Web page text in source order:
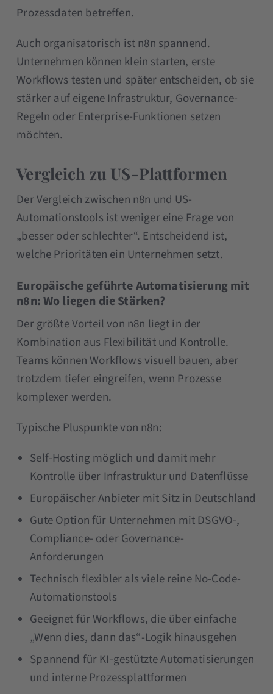
Prozessdaten betreffen.
Auch organisatorisch ist n8n spannend.
Unternehmen können klein starten, erste
Workflows testen und später entscheiden, ob sie
stärker auf eigene Infrastruktur, Governance-
Regeln oder Enterprise-Funktionen setzen
möchten.
Vergleich zu US-Plattformen
Der Vergleich zwischen n8n und US-
Automationstools ist weniger eine Frage von
„besser oder schlechter“. Entscheidend ist,
welche Prioritäten ein Unternehmen setzt.
Europäische geführte Automatisierung mit
n8n: Wo liegen die Stärken?
Der größte Vorteil von n8n liegt in der
Kombination aus Flexibilität und Kontrolle.
Teams können Workflows visuell bauen, aber
trotzdem tiefer eingreifen, wenn Prozesse
komplexer werden.
Typische Pluspunkte von n8n:
Self-Hosting möglich und damit mehr
Kontrolle über Infrastruktur und Datenflüsse
Europäischer Anbieter mit Sitz in Deutschland
Gute Option für Unternehmen mit DSGVO-,
Compliance- oder Governance-
Anforderungen
Technisch flexibler als viele reine No-Code-
Automationstools
Geeignet für Workflows, die über einfache
„Wenn dies, dann das“-Logik hinausgehen
Spannend für KI-gestützte Automatisierungen
und interne Prozessplattformen